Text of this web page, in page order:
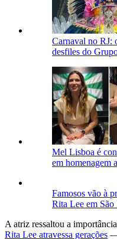
Carnaval no RJ:
desfiles do
Mel Lisboa é
em homenagem
Famosos vão à
Rita Lee em São
A atriz ressaltou a
Rita Lee atravessa gerações —